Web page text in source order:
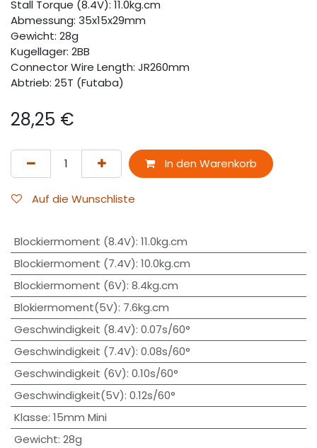
Stall Torque (8.4V): 11.0kg.cm
Abmessung: 35x15x29mm
Gewicht: 28g
Kugellager: 2BB
Connector Wire Length: JR260mm
Abtrieb: 25T (Futaba)
28,25 €
In den Warenkorb
Auf die Wunschliste
Blockiermoment (8.4V): 11.0kg.cm
Blockiermoment (7.4V): 10.0kg.cm
Blockiermoment (6V): 8.4kg.cm
Blokiermoment(5V): 7.6kg.cm
Geschwindigkeit (8.4V): 0.07s/60°
Geschwindigkeit (7.4V): 0.08s/60°
Geschwindigkeit (6V): 0.10s/60°
Geschwindigkeit(5V): 0.12s/60°
Klasse: 15mm Mini
Gewicht: 28g